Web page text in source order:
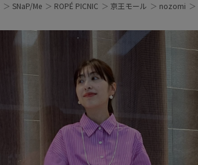
SNaP/Me ROPÉ PICNIC 京王モール nozomi